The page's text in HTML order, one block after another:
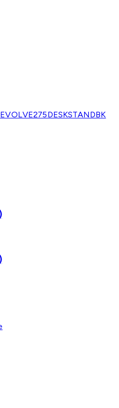
EVOLVE275DESKSTANDBK